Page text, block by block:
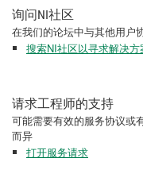
询问NI社区
在我们的论坛中与其他用户
搜索NI社区以寻求解决方
请求工程师的支持
可能需要有效的服务协议或
而异
打开服务请求